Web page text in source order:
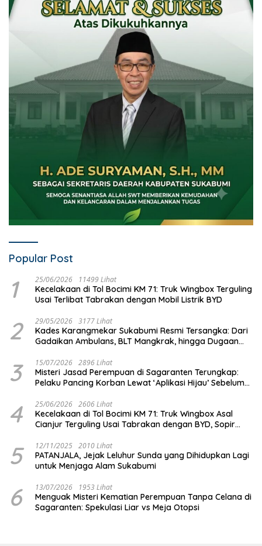
Popular Post
1 25/06/2026 11499 Lihat
Kecelakaan di Tol Bocimi KM 71: Truk Wingbox Terguling
Usai Terlibat Tabrakan dengan Mobil Listrik BYD
2 29/05/2026 3177 Lihat
Kades Karangmekar Sukabumi Resmi Tersangka: Dari
Gadaikan Ambulans, BLT Mangkrak, hingga Dugaan
3 15/07/2026 2896 Lihat
Misteri Jasad Perempuan di Sagaranten Terungkap:
Pelaku Pancing Korban Lewat ‘Aplikasi Hijau’ Sebelum
4 25/06/2026 2606 Lihat
Kecelakaan di Tol Bocimi KM 71: Truk Wingbox Asal
Cianjur Terguling Usai Tabrakan dengan BYD, Sopir
5 12/11/2025 2010 Lihat
PATANJALA, Jejak Leluhur Sunda yang Dihidupkan Lagi
untuk Menjaga Alam Sukabumi
6 13/07/2026 1953 Lihat
Menguak Misteri Kematian Perempuan Tanpa Celana di
Sagaranten: Spekulasi Liar vs Meja Otopsi